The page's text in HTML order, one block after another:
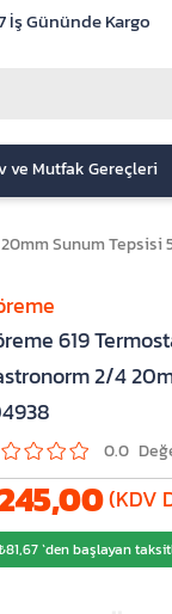
İş Gününde Kargo
ve Mutfak Gereçleri
Sunum Tepsisi
619
2/4
0.0
(KDV
`den başlayan